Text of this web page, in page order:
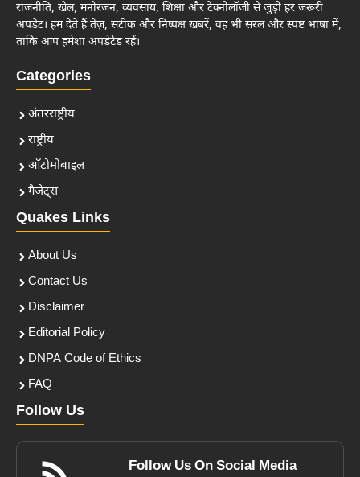
राजनीति, खेल, मनोरंजन, व्यवसाय, शिक्षा और टेक्नोलॉजी से जुड़ी हर जरूरी
अपडेट। हम देते हैं तेज़, सटीक और निष्पक्ष खबरें, वह भी सरल और स्पष्ट भाषा में,
ताकि आप हमेशा अपडेटेड रहें।
Categories
अंतरराष्ट्रीय
राष्ट्रीय
ऑटोमोबाइल
गैजेट्स
Quakes Links
About Us
Contact Us
Disclaimer
Editorial Policy
DNPA Code of Ethics
FAQ
Follow Us
Follow Us On Social Media